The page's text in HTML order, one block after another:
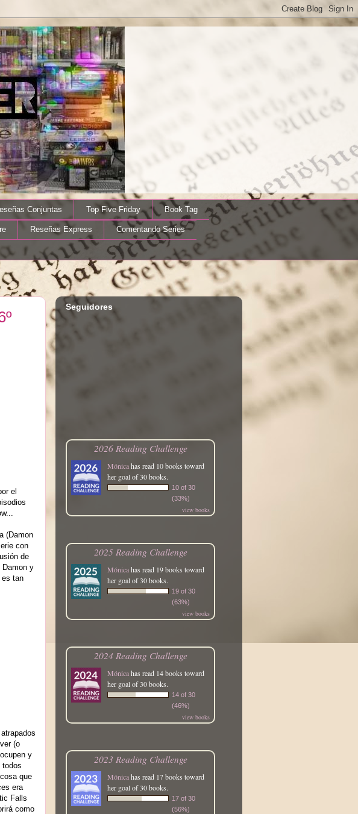
Conjuntas Top Five Friday Book Tag
Reseñas Express Comentando Series
el
(Damon
con
de
Damon y
es tan
(o
y
todos
que
era
Falls
como
Seguidores
2026 Reading Challenge
Mónicahas read 10 books toward
her goal of 30 books.
10 of 30
(33%)
view books
2025 Reading Challenge
Mónicahas read 19 books toward
her goal of 30 books.
19 of 30
(63%)
view books
2024 Reading Challenge
Mónicahas read 14 books toward
her goal of 30 books.
14 of 30
(46%)
view books
2023 Reading Challenge
Mónicahas read 17 books toward
her goal of 30 books.
17 of 30
(56%)